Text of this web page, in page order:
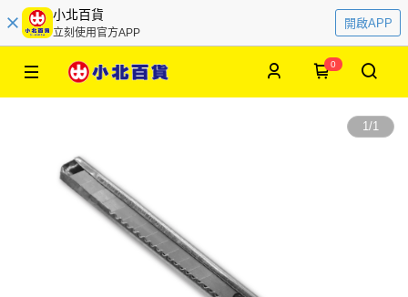
小北百貨
立刻使用官方APP
開啟APP
0
1/1